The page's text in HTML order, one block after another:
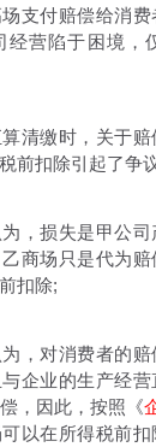
支付赔偿给消
经营陷于困境，
缴时，关于赔
前扣除引起了争议
损失是甲公司
商场只是代为
扣除;
对消费者的赔
企业的生产经
，因此，按照《
以在所得税前